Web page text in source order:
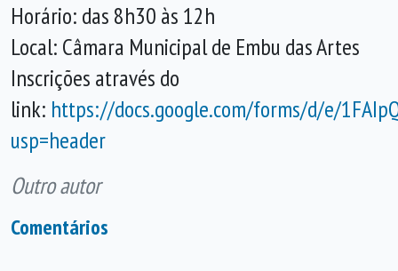
Horário: das 8h30 às 12h
Local: Câmara Municipal de Embu das Artes
Inscrições através do
link: https://docs.google.com/forms/d/e/
usp=header
Outro autor
Comentários